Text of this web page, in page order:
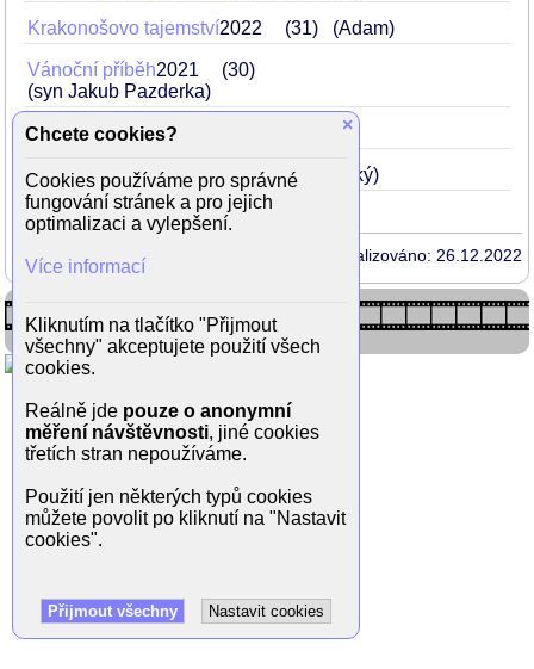
Krakonošovo tajemství2022 31 (Adam)
Vánoční příběh2021
30
(syn Jakub Pazderka)
Zpráva2021 30
Božena2020 29 (Václav B. Nebeský)
Aktualizováno: 26.12.2022
×
Chcete cookies?
Cookies používáme pro správné
fungování stránek a pro jejich
optimalizaci a vylepšení.
Více informací
Kliknutím na tlačítko "Přijmout
všechny" akceptujete použití všech
cookies.
Reálně jde pouze o anonymní
měření návštěvnosti, jiné cookies
třetích stran nepoužíváme.
Použití jen některých typů cookies
můžete povolit po kliknutí na "Nastavit
cookies".
Přijmout všechny Nastavit cookies